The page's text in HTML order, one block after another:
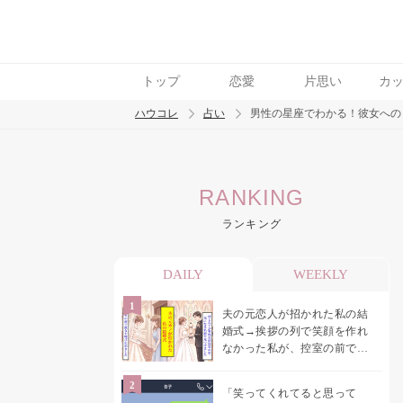
トップ 恋愛 片思い カ
トレンド ワード
ハウコレ 占い 男性の星座でわかる！彼女へ
RANKING
ランキング
DAILY WEEKLY
夫の元恋人が招かれた私の結
婚式→挨拶の列で笑顔を作れ
なかった私が、控室の前で彼
「笑ってくれてると思って